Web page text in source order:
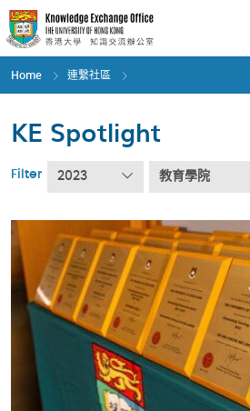
Skip
to
main
content
Home 連繫社區
KE Spotlight
Filter 2023 教育學院